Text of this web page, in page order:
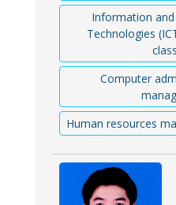
Information
Technologies
Computer
Human resources